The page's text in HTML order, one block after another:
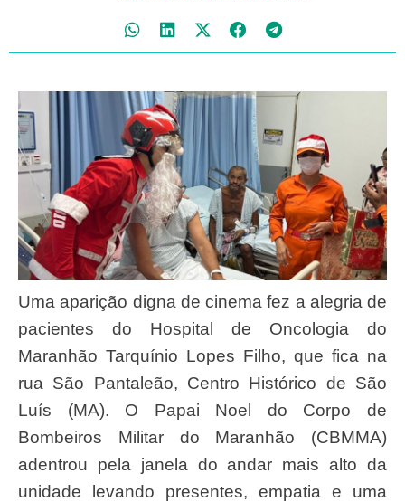
Uma aparição digna de cinema fez a alegria de
pacientes do Hospital de Oncologia do
Maranhão Tarquínio Lopes Filho, que fica na
rua São Pantaleão, Centro Histórico de São
Luís (MA). O Papai Noel do Corpo de
Bombeiros Militar do Maranhão (CBMMA)
adentrou pela janela do andar mais alto da
unidade levando presentes, empatia e uma